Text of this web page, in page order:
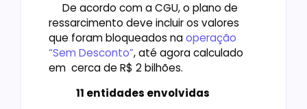
De acordo com a CGU, o plano de
ressarcimento deve incluir os valores
que foram bloqueados naoperação
“Sem Desconto”, até agora calculado
em cerca de R$ 2 bilhões.
11 entidades envolvidas